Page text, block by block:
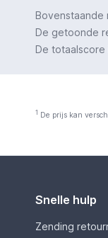
De getoonde
De
1 De prijs kan
Snelle hulp
Zending